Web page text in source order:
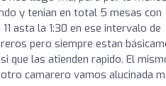
y tenian en total 5 mesas con
asta la 1:30 en ese intervalo de
pero siempre estan
que las atienden rapido. El
camarero vamos alucinada